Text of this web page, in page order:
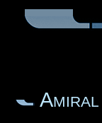
Amiral